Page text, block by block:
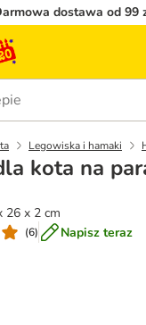
dostawa od 99
Legowiska i hamaki
kota na
26 x 2 cm
(6) Napisz teraz